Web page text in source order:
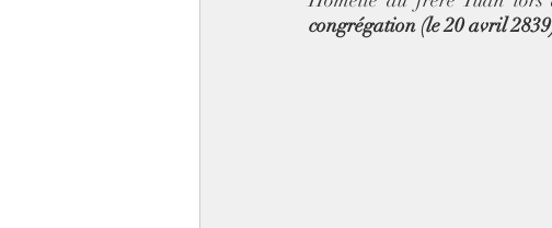
congrégation (le 20 avril